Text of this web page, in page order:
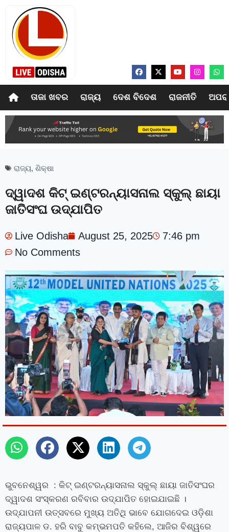
ତାଜା ଖବର ରାଜ୍ୟ ଦେଶ ବିଦେଶ ରାଜନୀତି
ରାଜ୍ୟ, ଶିକ୍ଷା
ଦ୍ୱାଦଶ କିଟ୍ ଇଣ୍ଟରନ୍ୟାସନାଲ ସ୍କୁଲ୍ ଛାୟା
ଜାତିସଂଘ ଉଦ୍‌ଯାପିତ
Live Odisha August 25, 2025
7:46 pm
No Comments
ଭୁବନେଶ୍ୱର : କିଟ୍ ଇଣ୍ଟରନ୍ୟାସନାଲ ସ୍କୁଲ୍‍ ଛାୟା ଜାତିସଂଘର
ଦ୍ୱାଦଶ ସଂସ୍କରଣ ରବିବାର ଉଦ୍‌ଯାପିତ ହୋଇଯାଇଛି ।
ଉଦ୍‌ଯାପନୀ ଉତ୍ସବରେ ମୁଖ୍ୟ ଅତିଥି ଭାବେ ଯୋଗଦେଇ ଓଡ଼ିଶା
ରାଜ୍ୟପାଳ ଡ. ହରି ବାବୁ କମ୍ଭମପତି କହିଲେ, ଆଜିର ବିଶ୍ୱରେ